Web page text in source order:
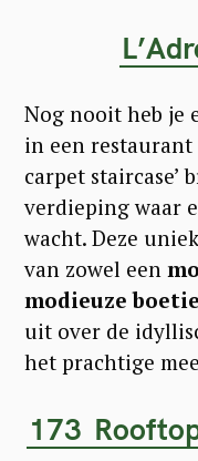
Nog nooit heb je
in een restaurant
carpet staircase’
verdieping waar
wacht. Deze
van zowel een
modieuze
uit over de
het prachtige
173